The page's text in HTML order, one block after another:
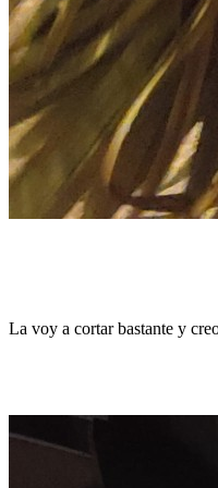
La voy a cortar bastante y